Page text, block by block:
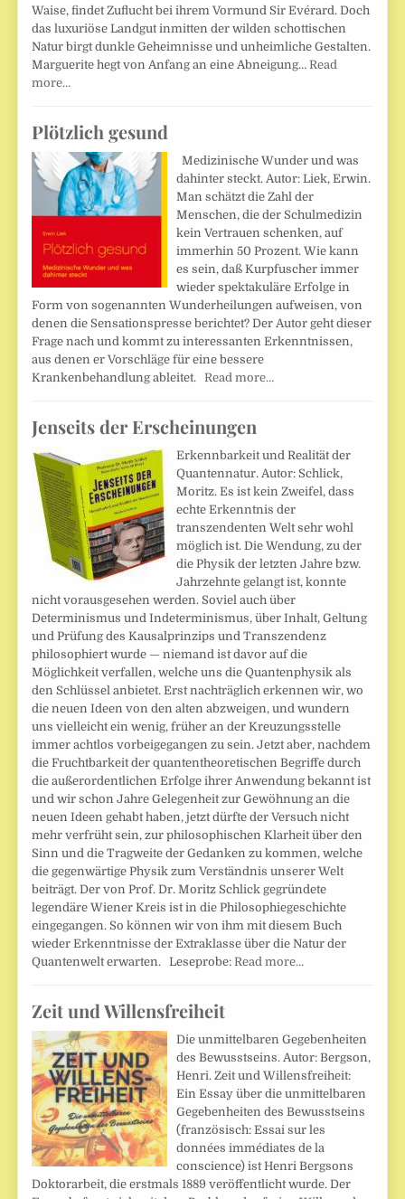
Waise, findet Zuflucht bei ihrem Vormund Sir Evérard. Doch
das luxuriöse Landgut inmitten der wilden schottischen
Natur birgt dunkle Geheimnisse und unheimliche Gestalten.
Marguerite hegt von Anfang an eine Abneigung…Read
more…
Plötzlich gesund
Medizinische Wunder und was
dahinter steckt. Autor: Liek, Erwin.
Man schätzt die Zahl der
Menschen, die der Schulmedizin
kein Vertrauen schenken, auf
immerhin 50 Prozent. Wie kann
es sein, daß Kurpfuscher immer
wieder spektakuläre Erfolge in
Form von sogenannten Wunderheilungen aufweisen, von
denen die Sensationspresse berichtet? Der Autor geht dieser
Frage nach und kommt zu interessanten Erkenntnissen,
aus denen er Vorschläge für eine bessere
Krankenbehandlung ableitet.Read more…
Jenseits der Erscheinungen
Erkennbarkeit und Realität der
Quantennatur. Autor: Schlick,
Moritz. Es ist kein Zweifel, dass
echte Erkenntnis der
transzendenten Welt sehr wohl
möglich ist. Die Wendung, zu der
die Physik der letzten Jahre bzw.
Jahrzehnte gelangt ist, konnte
nicht vorausgesehen werden. Soviel auch über
Determinismus und Indeterminismus, über Inhalt, Geltung
und Prüfung des Kausalprinzips und Transzendenz
philosophiert wurde — niemand ist davor auf die
Möglichkeit verfallen, welche uns die Quantenphysik als
den Schlüssel anbietet. Erst nachträglich erkennen wir, wo
die neuen Ideen von den alten abzweigen, und wundern
uns vielleicht ein wenig, früher an der Kreuzungsstelle
immer achtlos vorbeigegangen zu sein. Jetzt aber, nachdem
die Fruchtbarkeit der quantentheoretischen Begriffe durch
die außerordentlichen Erfolge ihrer Anwendung bekannt ist
und wir schon Jahre Gelegenheit zur Gewöhnung an die
neuen Ideen gehabt haben, jetzt dürfte der Versuch nicht
mehr verfrüht sein, zur philosophischen Klarheit über den
Sinn und die Tragweite der Gedanken zu kommen, welche
die gegenwärtige Physik zum Verständnis unserer Welt
beiträgt. Der von Prof. Dr. Moritz Schlick gegründete
legendäre Wiener Kreis ist in die Philosophiegeschichte
eingegangen. So können wir von ihm mit diesem Buch
wieder Erkenntnisse der Extraklasse über die Natur der
Quantenwelt erwarten. Leseprobe:Read more…
Zeit und Willensfreiheit
Die unmittelbaren Gegebenheiten
des Bewusstseins. Autor: Bergson,
Henri. Zeit und Willensfreiheit:
Ein Essay über die unmittelbaren
Gegebenheiten des Bewusstseins
(französisch: Essai sur les
données immédiates de la
conscience) ist Henri Bergsons
Doktorarbeit, die erstmals 1889 veröffentlicht wurde. Der